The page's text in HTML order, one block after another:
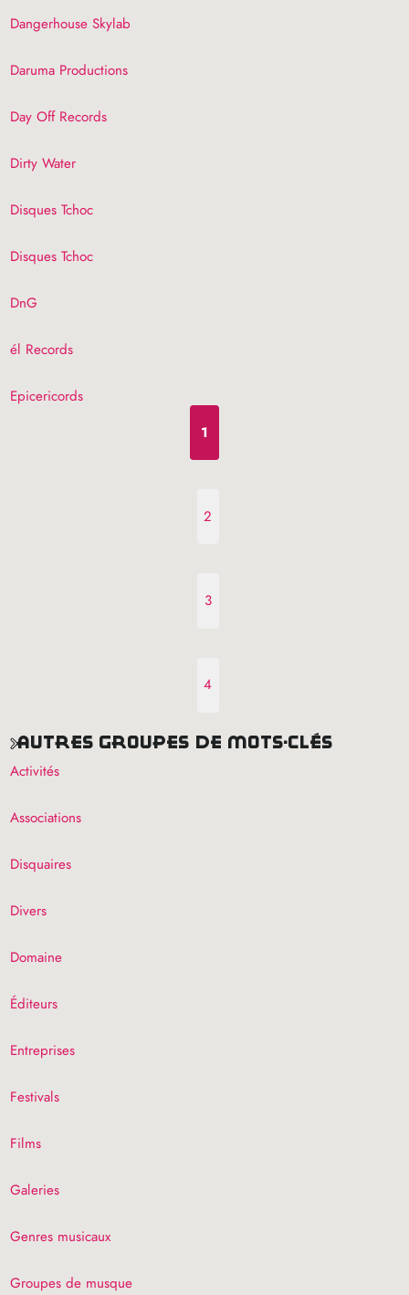
Dangerhouse Skylab
Daruma Productions
Day Off Records
Dirty Water
Disques Tchoc
Disques Tchoc
DnG
él Records
Epicericords
1
2
3
4
autres groupes de mots-clés
Activités
Associations
Disquaires
Divers
Domaine
Éditeurs
Entreprises
Festivals
Films
Galeries
Genres musicaux
Groupes de musque